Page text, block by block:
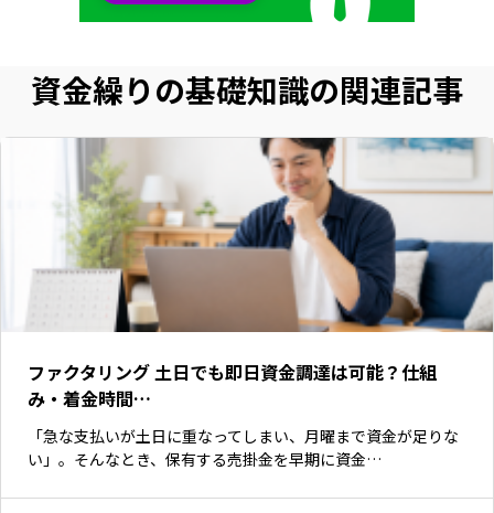
資金繰りの基礎知識の関連記事
ファクタリング 土日でも即日資金調達は可能？仕組
み・着金時間…
「急な支払いが土日に重なってしまい、月曜まで資金が足りな
い」。そんなとき、保有する売掛金を早期に資金…